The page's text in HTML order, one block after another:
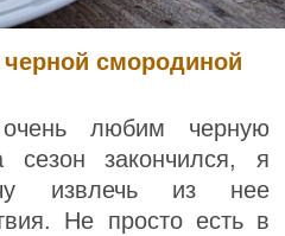
смородиной
любим черную
сезон закончился, я
извлечь из нее
Не просто есть в